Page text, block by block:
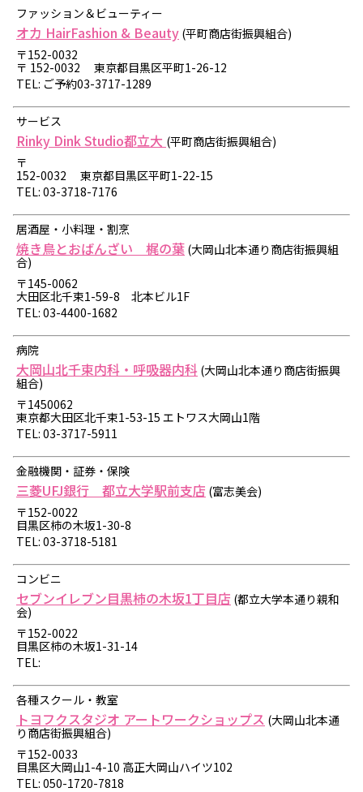
ファッション＆ビューティー
オカ HairFashion & Beauty (平町商店街振興組合)
〒152-0032
〒 152-0032 東京都目黒区平町1-26-12
TEL: ご予約03-3717-1289
サービス
Rinky Dink Studio都立大 (平町商店街振興組合)
〒
152-0032 東京都目黒区平町1-22-15
TEL: 03-3718-7176
居酒屋・小料理・割烹
焼き鳥とおばんざい 梶の葉 (大岡山北本通り商店街振興組
合)
〒145-0062
大田区北千束1-59-8 北本ビル1F
TEL: 03-4400-1682
病院
大岡山北千束内科・呼吸器内科 (大岡山北本通り商店街振興
組合)
〒1450062
東京都大田区北千束1-53-15 エトワス大岡山1階
TEL: 03-3717-5911
金融機関・証券・保険
三菱UFJ銀行 都立大学駅前支店 (富志美会)
〒152-0022
目黒区柿の木坂1-30-8
TEL: 03-3718-5181
コンビニ
セブンイレブン目黒柿の木坂1丁目店 (都立大学本通り親和
会)
〒152-0022
目黒区柿の木坂1-31-14
TEL:
各種スクール・教室
トヨフクスタジオ アートワークショップス (大岡山北本通
り商店街振興組合)
〒152-0033
目黒区大岡山1-4-10 高正大岡山ハイツ102
TEL: 050-1720-7818